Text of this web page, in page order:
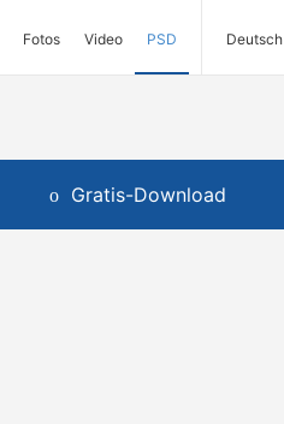
Fotos Video PSD Deutsch
Gratis-Download